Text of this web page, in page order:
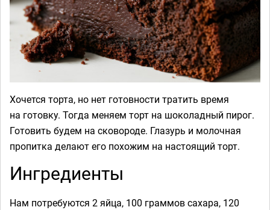
Хочется торта, но нет готовности тратить время
на готовку. Тогда меняем торт на шоколадный пирог.
Готовить будем на сковороде. Глазурь и молочная
пропитка делают его похожим на настоящий торт.
Ингредиенты
Нам потребуются 2 яйца, 100 граммов сахара, 120